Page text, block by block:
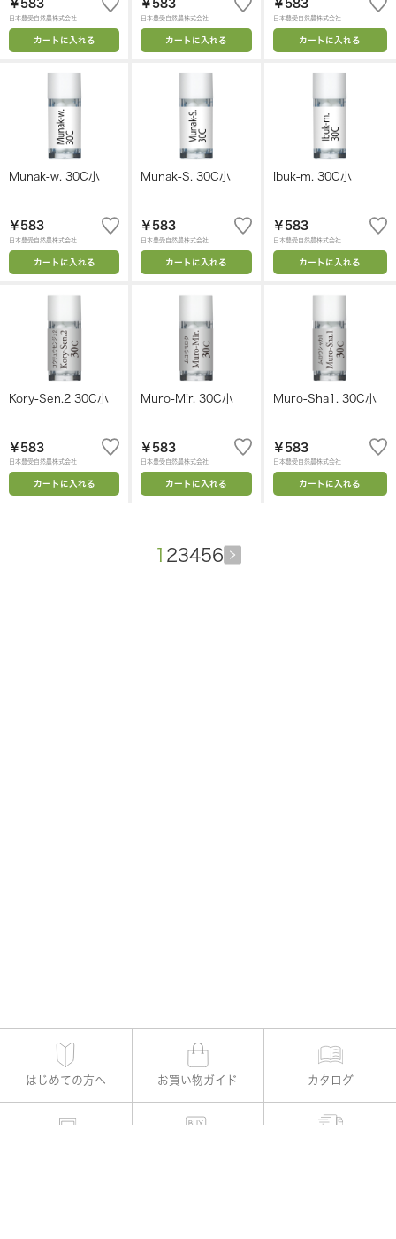
￥583
日本豊受自然農株式会社
カートに入れる
￥583
日本豊受自然農株式会社
カートに入れる
￥583
日本豊受自然農株式会社
カートに入れる
Munak-w. 30C小
￥583
日本豊受自然農株式会社
カートに入れる
Munak-S. 30C小
￥583
日本豊受自然農株式会社
カートに入れる
Ibuk-m. 30C小
￥583
日本豊受自然農株式会社
カートに入れる
Kory-Sen.2 30C小
￥583
日本豊受自然農株式会社
カートに入れる
Muro-Mir. 30C小
￥583
日本豊受自然農株式会社
カートに入れる
Muro-Sha1. 30C小
￥583
日本豊受自然農株式会社
カートに入れる
1 23456
はじめての方へ お買い物ガイド カタログ